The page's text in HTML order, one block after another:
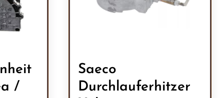
/
Saeco
Durchlauferhitzer